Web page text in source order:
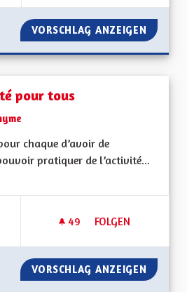
VORSCHLAG ANZEIGEN DES
pour tous
chaque d’avoir de
pratiquer de l’activité...
49 49 FOLLOWER
FOLGEN
PARCOURS DE
VORSCHLAG ANZEIGEN